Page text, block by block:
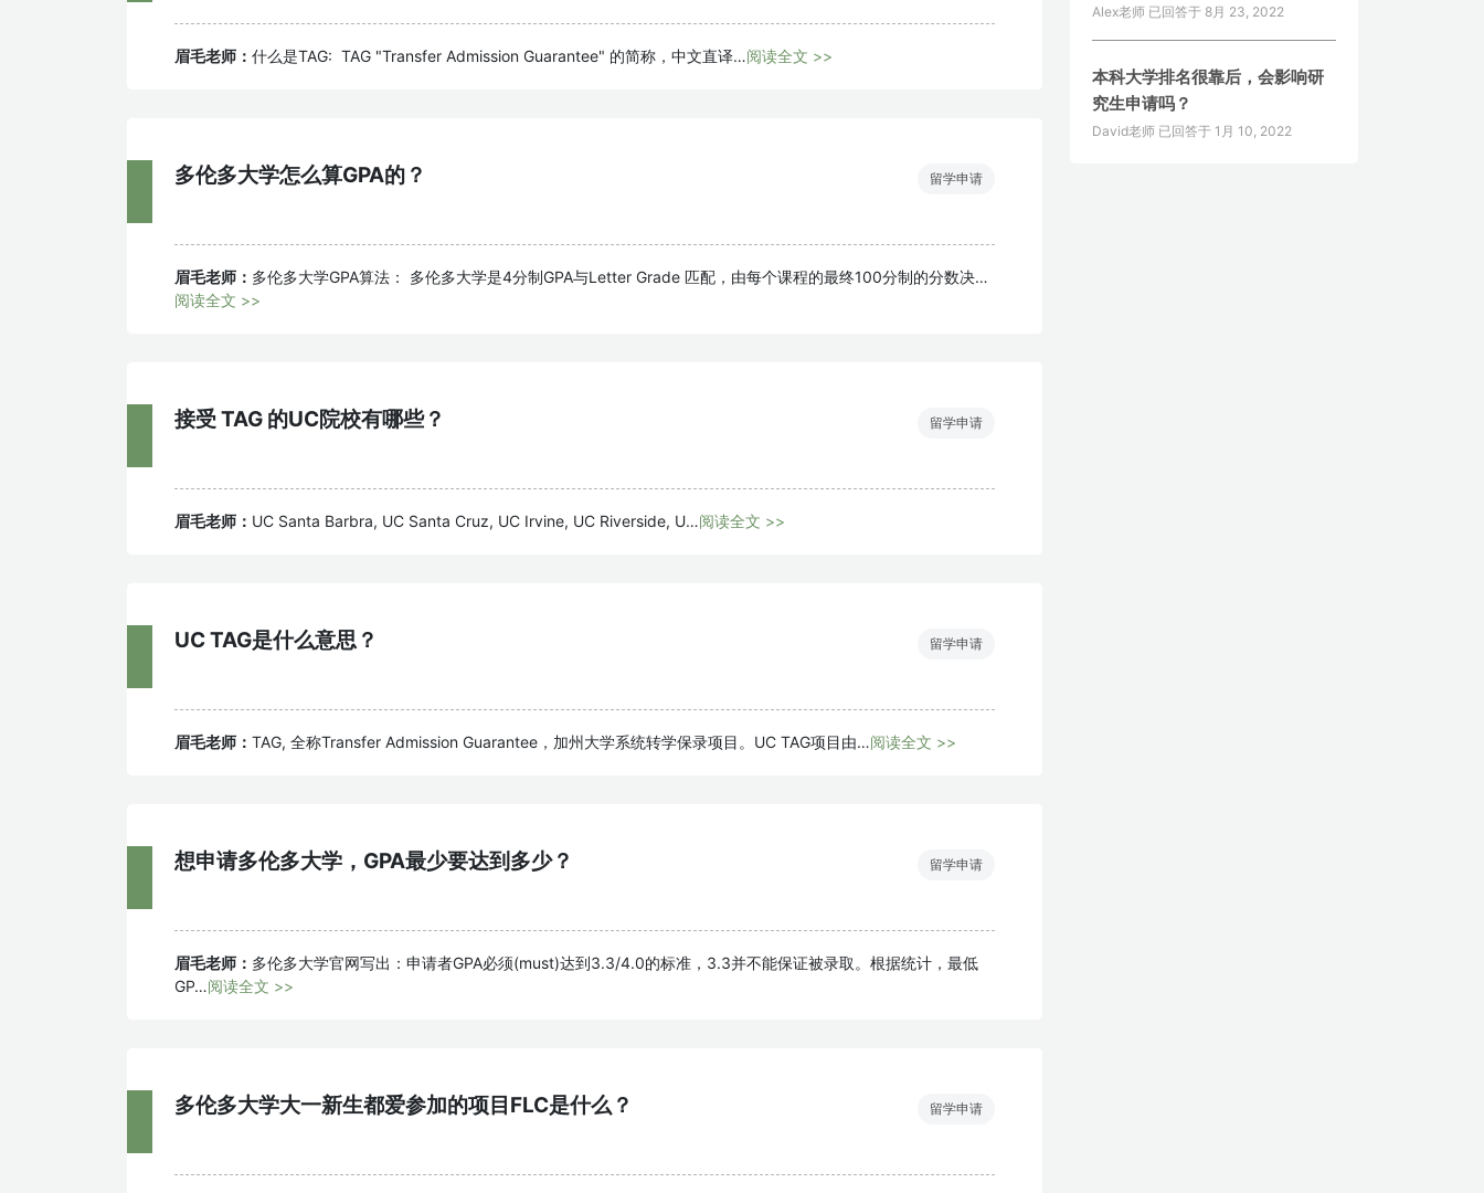
眉毛老师： 什么是TAG: TAG "Transfer Admission Guarantee" 的简称，中文直译…阅读全文 >>
多伦多大学怎么算GPA的？ 留学申请
眉毛老师： 多伦多大学GPA算法： 多伦多大学是4分制GPA与Letter Grade 匹配，由每个课程的最终100分制的分数决…
阅读全文 >>
接受 TAG 的UC院校有哪些？ 留学申请
眉毛老师： UC Santa Barbra, UC Santa Cruz, UC Irvine, UC Riverside, U…阅读全文 >>
UC TAG是什么意思？ 留学申请
眉毛老师： TAG, 全称Transfer Admission Guarantee，加州大学系统转学保录项目。UC TAG项目由…阅读全文 >>
想申请多伦多大学，GPA最少要达到多少？ 留学申请
眉毛老师： 多伦多大学官网写出：申请者GPA必须(must)达到3.3/4.0的标准，3.3并不能保证被录取。根据统计，最低
GP…阅读全文 >>
多伦多大学大一新生都爱参加的项目FLC是什么？ 留学申请
Alex老师 已回答于 8月 23, 2022
本科大学排名很靠后，会影响研
究生申请吗？
David老师 已回答于 1月 10, 2022